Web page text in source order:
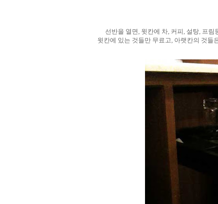
선반을 열면, 윗칸에 차, 커피, 설탕, 프
윗칸에 있는 것들만 무료고, 아랫칸의 것들